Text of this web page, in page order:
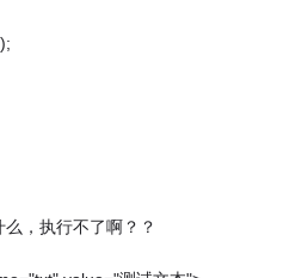
，执行不了啊？？